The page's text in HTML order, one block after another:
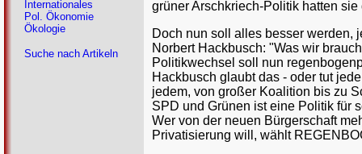
grüner Arschkriech-Politik hatten
Doch nun soll alles besser werden,
Norbert Hackbusch: "Was wir
Politikwechsel soll nun
Hackbusch glaubt das - oder tut
jedem, von großer Koalition bis zu
SPD und Grünen ist eine Politik für
Wer von der neuen Bürgerschaft
Privatisierung will, wählt
Internationales
Pol. Ökonomie
Ökologie
Suche nach Artikeln